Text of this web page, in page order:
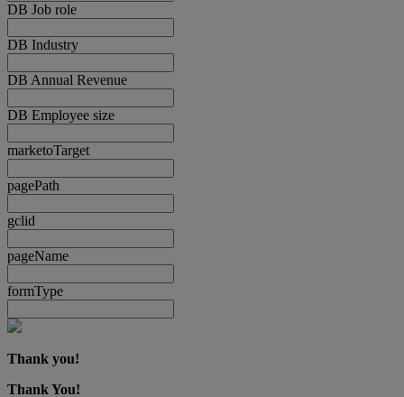
DB Job role
DB Industry
DB Annual Revenue
DB Employee size
marketoTarget
pagePath
gclid
pageName
formType
Thank you!
Thank You!